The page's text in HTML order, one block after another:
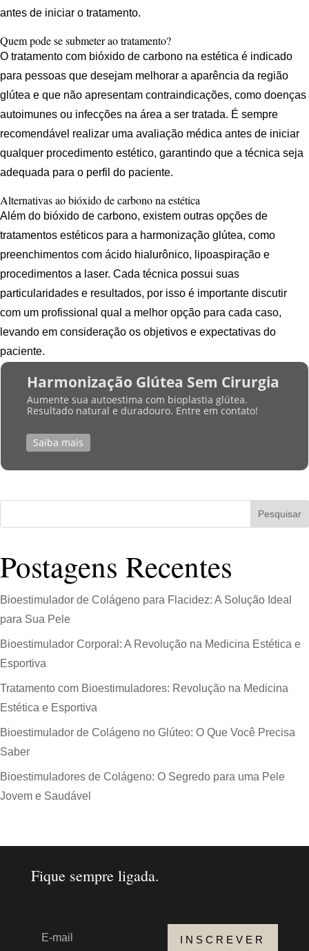
antes de iniciar o tratamento.
Quem pode se submeter ao tratamento?
O tratamento com bióxido de carbono na estética é indicado
para pessoas que desejam melhorar a aparência da região
glútea e que não apresentam contraindicações, como doenças
autoimunes ou infecções na área a ser tratada. É sempre
recomendável realizar uma avaliação médica antes de iniciar
qualquer procedimento estético, garantindo que a técnica seja
adequada para o perfil do paciente.
Alternativas ao bióxido de carbono na estética
Além do bióxido de carbono, existem outras opções de
tratamentos estéticos para a harmonização glútea, como
preenchimentos com ácido hialurônico, lipoaspiração e
procedimentos a laser. Cada técnica possui suas
particularidades e resultados, por isso é importante discutir
com um profissional qual a melhor opção para cada caso,
levando em consideração os objetivos e expectativas do
paciente.
Harmonização Glútea Sem Cirurgia
Aumente sua autoestima com bioplastia glútea.
Resultado natural e duradouro. Entre em contato!
Saiba mais
Pesquisar
Postagens Recentes
Bioestimulador de Colágeno para Flacidez: A Solução Ideal
para Sua Pele
Bioestimulador Corporal: A Revolução na Medicina Estética e
Esportiva
Tratamento com Bioestimuladores: Revolução na Medicina
Estética e Esportiva
Bioestimulador de Colágeno no Glúteo: O Que Você Precisa
Saber
Bioestimuladores de Colágeno: O Segredo para uma Pele
Jovem e Saudável
Fique sempre ligada.
INSCREVER